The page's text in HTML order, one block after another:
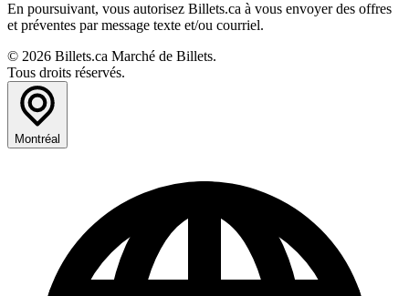
En poursuivant, vous autorisez Billets.ca à vous envoyer des offres
et préventes par message texte et/ou courriel.
© 2026 Billets.ca Marché de Billets.
Tous droits réservés.
Montréal